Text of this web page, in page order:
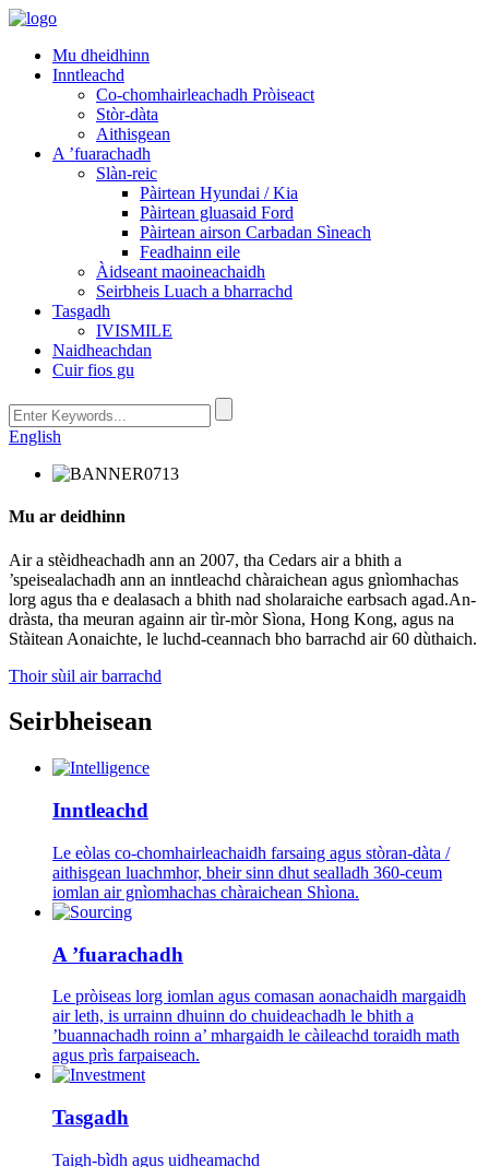
Mu dheidhinn
Inntleachd
Co-chomhairleachadh Pròiseact
Stòr-dàta
Aithisgean
A ’fuarachadh
Slàn-reic
Pàirtean Hyundai / Kia
Pàirtean gluasaid Ford
Pàirtean airson Carbadan Sìneach
Feadhainn eile
Àidseant maoineachaidh
Seirbheis Luach a bharrachd
Tasgadh
IVISMILE
Naidheachdan
Cuir fios gu
English
Mu ar deidhinn
Air a stèidheachadh ann an 2007, tha Cedars air a bhith a
’speisealachadh ann an inntleachd chàraichean agus gnìomhachas
lorg agus tha e dealasach a bhith nad sholaraiche earbsach agad.An-
dràsta, tha meuran againn air tìr-mòr Sìona, Hong Kong, agus na
Stàitean Aonaichte, le luchd-ceannach bho barrachd air 60 dùthaich.
Thoir sùil air barrachd
Seirbheisean
Inntleachd
Le eòlas co-chomhairleachaidh farsaing agus stòran-dàta /
aithisgean luachmhor, bheir sinn dhut sealladh 360-ceum
iomlan air gnìomhachas chàraichean Shìona.
A ’fuarachadh
Le pròiseas lorg iomlan agus comasan aonachaidh margaidh
air leth, is urrainn dhuinn do chuideachadh le bhith a
’buannachadh roinn a’ mhargaidh le càileachd toraidh math
agus prìs farpaiseach.
Tasgadh
Taigh-bìdh agus uidheamachd